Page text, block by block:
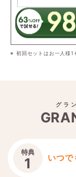
初回セットはお一人様1
グラ
特典
1 いつで